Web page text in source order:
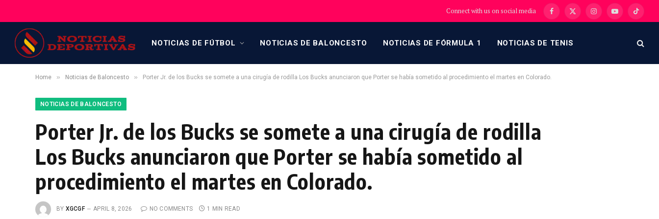
Connect with us on social media Facebook
X
InstagramYouTubeTikTok
NOTICIAS DE FÚTBOL NOTICIAS DE BALONCESTO NOTICIAS DE FÓRMULA 1 NOTICIAS DE TENIS
Home » Noticias de Baloncesto » Porter Jr. de los Bucks se somete a una cirugía de rodilla Los Bucks anunciaron que Porter se había sometido al procedimiento el martes en Colorado.
NOTICIAS DE BALONCESTO
Porter Jr. de los Bucks se somete a una cirugía de rodilla
Los Bucks anunciaron que Porter se había sometido al
procedimiento el martes en Colorado.
BY XGCGF APRIL 8, 2026 NO COMMENTS 1 MIN READ